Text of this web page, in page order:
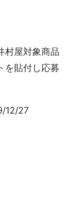
村屋対象商品
を貼付し応募
12/27